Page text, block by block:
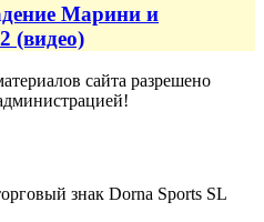
Марини и
(видео)
сайта разрешено
знак Dorna Sports SL